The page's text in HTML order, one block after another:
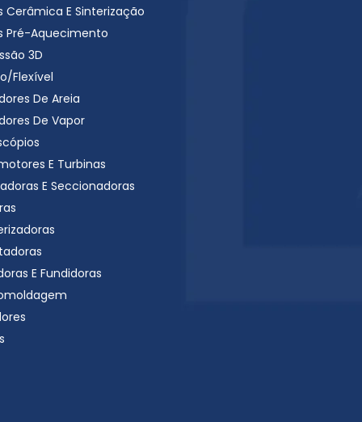
Cerâmica E Sinterização
Pré-Aquecimento
3D
Flexível
De Areia
De Vapor
E Turbinas
E Seccionadoras
E Fundidoras